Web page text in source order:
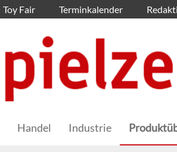
Toy Fair Terminkalender
Handel Industrie